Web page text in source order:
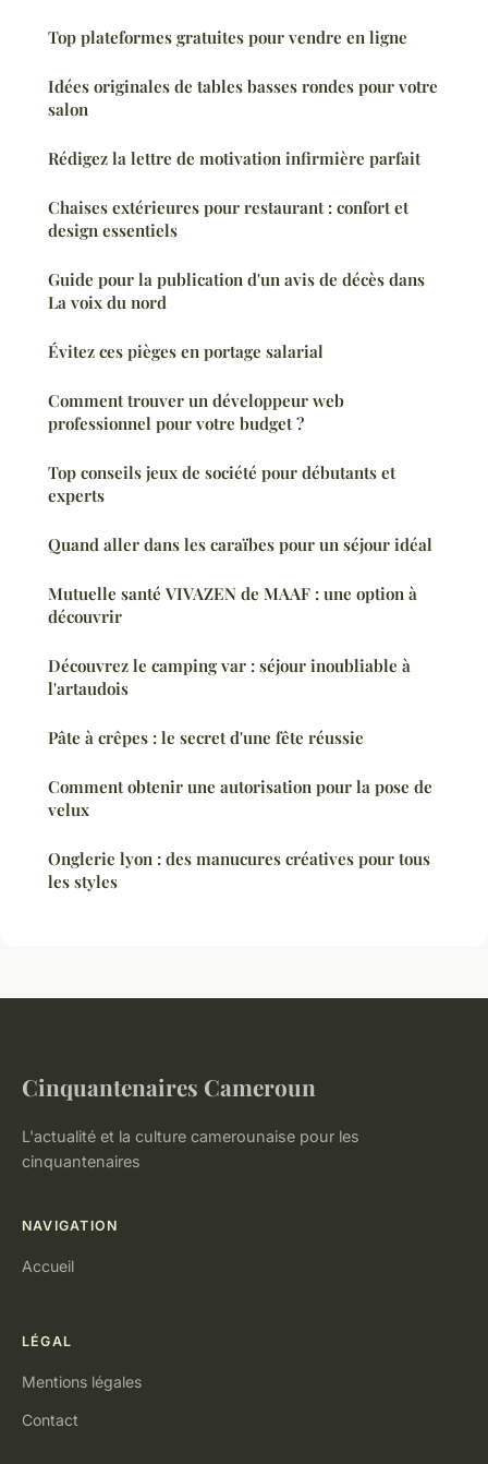
Top plateformes gratuites pour vendre en ligne
Idées originales de tables basses rondes pour votre
salon
Rédigez la lettre de motivation infirmière parfait
Chaises extérieures pour restaurant : confort et
design essentiels
Guide pour la publication d'un avis de décès dans
La voix du nord
Évitez ces pièges en portage salarial
Comment trouver un développeur web
professionnel pour votre budget ?
Top conseils jeux de société pour débutants et
experts
Quand aller dans les caraïbes pour un séjour idéal
Mutuelle santé VIVAZEN de MAAF : une option à
découvrir
Découvrez le camping var : séjour inoubliable à
l'artaudois
Pâte à crêpes : le secret d'une fête réussie
Comment obtenir une autorisation pour la pose de
velux
Onglerie lyon : des manucures créatives pour tous
les styles
Cinquantenaires Cameroun
L'actualité et la culture camerounaise pour les
cinquantenaires
NAVIGATION
Accueil
LÉGAL
Mentions légales
Contact